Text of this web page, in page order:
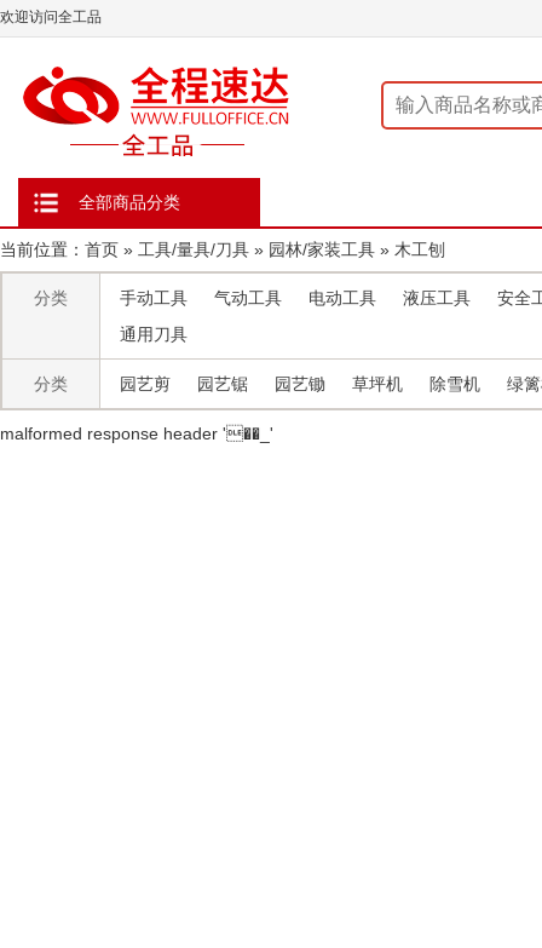
欢迎访问全工品
全部商品分类
当前位置： 首页 » 工具/量具/刀具 » 园林/家装工具 » 木工刨
分类 手动工具 气动工具 电动工具 液压工具
安全
通用刀具
分类 园艺剪 园艺锯 园艺锄 草坪机 除雪机 绿
malformed response header ' ��_'